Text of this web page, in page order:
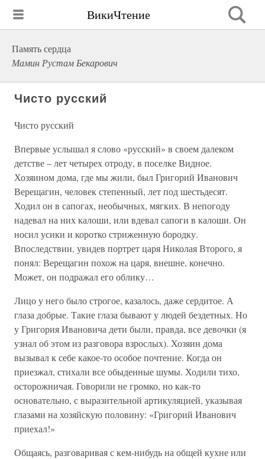
ВикиЧтение
Память сердца
Мамин Рустам Бекарович
Чисто русский
Чисто русский
Впервые услышал я слово «русский» в своем далеком
детстве – лет четырех отроду, в поселке Видное.
Хозяином дома, где мы жили, был Григорий Иванович
Верещагин, человек степенный, лет под шестьдесят.
Ходил он в сапогах, необычных, мягких. В непогоду
надевал на них калоши, или вдевал сапоги в калоши. Он
носил усики и коротко стриженную бородку.
Впоследствии, увидев портрет царя Николая Второго, я
понял: Верещагин похож на царя, внешне, конечно.
Может, он подражал его облику…
Лицо у него было строгое, казалось, даже сердитое. А
глаза добрые. Такие глаза бывают у людей бездетных. Но
у Григория Ивановича дети были, правда, все девочки (я
узнал об этом из разговора взрослых). Хозяин дома
вызывал к себе какое-то особое почтение. Когда он
приезжал, стихали все обыденные шумы. Ходили тихо,
осторожничая. Говорили не громко, но как-то
основательно, с выразительной артикуляцией, указывая
глазами на хозяйскую половину: «Григорий Иванович
приехал!»
Общаясь, разговаривая с кем-нибудь на общей кухне или